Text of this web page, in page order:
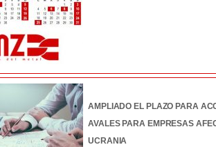
AMPLIADO EL PLAZO PARA
AVALES PARA EMPRESAS
UCRANIA